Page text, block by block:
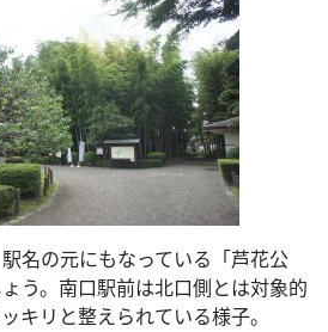
名の元にもなっている「芦花公
う。南口駅前は北口側とは対象的
キリと整えられている様子。